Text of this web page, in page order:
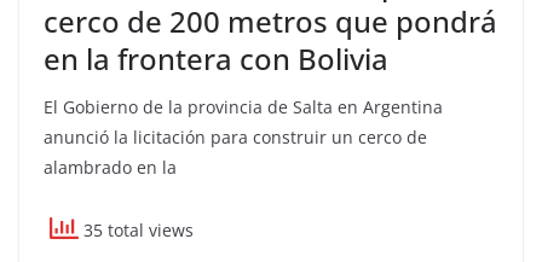
cerco de 200 metros que pondrá
en la frontera con Bolivia
El Gobierno de la provincia de Salta en Argentina
anunció la licitación para construir un cerco de
alambrado en la
35 total views